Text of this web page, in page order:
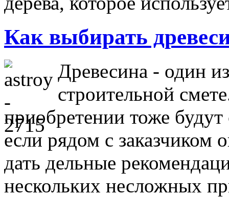
Как выбирать
Древесина - один
строительной
приобретении тоже
если рядом с заказчиком
дать дельные
нескольких несложных